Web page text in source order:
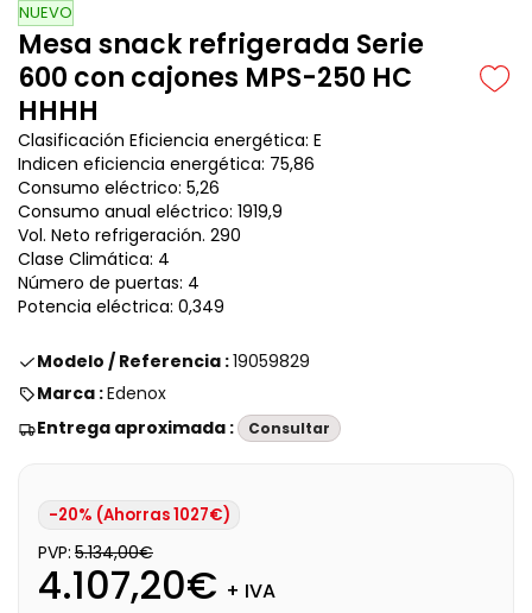
NUEVO
Mesa snack refrigerada Serie
600 con cajones MPS-250 HC
HHHH
Clasificación Eficiencia energética: E
Indicen eficiencia energética: 75,86
Consumo eléctrico: 5,26
Consumo anual eléctrico: 1919,9
Vol. Neto refrigeración. 290
Clase Climática: 4
Número de puertas: 4
Potencia eléctrica: 0,349
Modelo / Referencia :19059829
Marca :Edenox
Entrega aproximada :
Consultar
-20% (Ahorras 1027€)
PVP: 5.134,00€
4.107,20€ + IVA